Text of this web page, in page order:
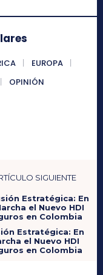
EUROPA
OPINIÓN
SIGUIENTE
Estratégica: En
el Nuevo HDI
en Colombia